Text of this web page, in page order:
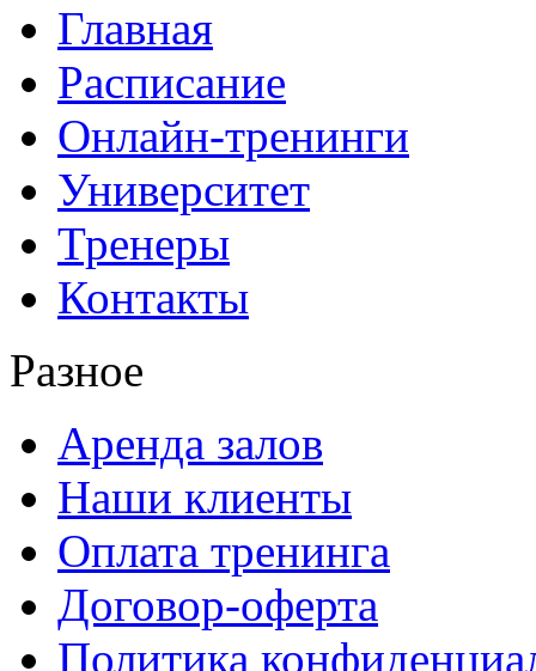
Главная
Расписание
Онлайн-тренинги
Университет
Тренеры
Контакты
Разное
Аренда залов
Наши клиенты
Оплата тренинга
Договор-оферта
Политика